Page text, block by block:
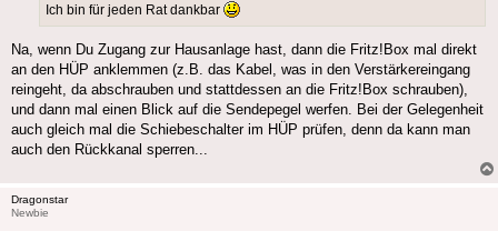
Ich bin für jeden Rat dankbar
Na, wenn Du Zugang zur Hausanlage hast, dann die Fritz!Box mal direkt
an den HÜP anklemmen (z.B. das Kabel, was in den Verstärkereingang
reingeht, da abschrauben und stattdessen an die Fritz!Box schrauben),
und dann mal einen Blick auf die Sendepegel werfen. Bei der Gelegenheit
auch gleich mal die Schiebeschalter im HÜP prüfen, denn da kann man
auch den Rückkanal sperren...
Dragonstar
Newbie